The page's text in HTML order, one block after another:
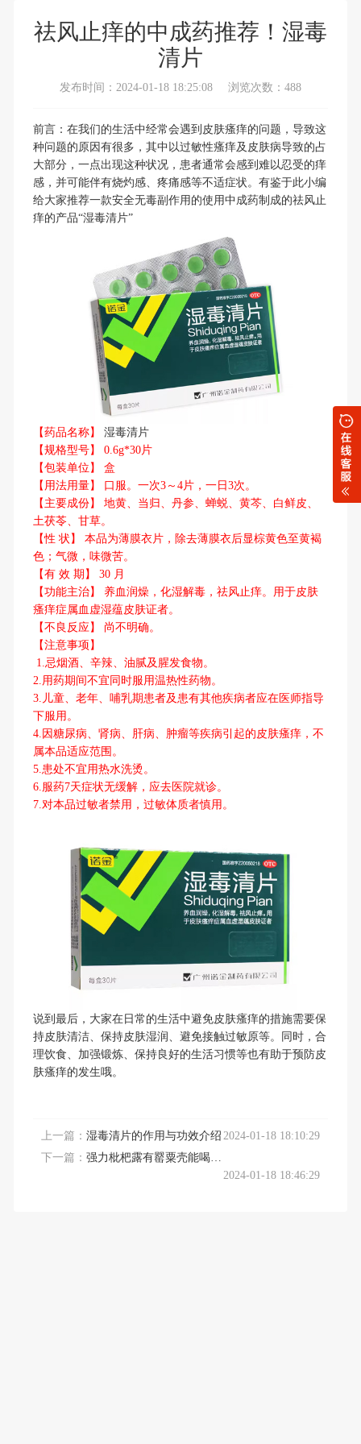
祛风止痒的中成药推荐！湿毒
清片
发布时间：2024-01-18 18:25:08 浏览次数：488
前言：在我们的生活中经常会遇到皮肤瘙痒的问题，导致这
种问题的原因有很多，其中以过敏性瘙痒及皮肤病导致的占
大部分，一点出现这种状况，患者通常会感到难以忍受的痒
感，并可能伴有烧灼感、疼痛感等不适症状。有鉴于此小编
给大家推荐一款安全无毒副作用的使用中成药制成的祛风止
痒的产品“湿毒清片”
【药品名称】 湿毒清片
【规格型号】 0.6g*30片
【包装单位】 盒
【用法用量】 口服。一次3～4片，一日3次。
【主要成份】 地黄、当归、丹参、蝉蜕、黄芩、白鲜皮、
土茯苓、甘草。
【性 状】 本品为薄膜衣片，除去薄膜衣后显棕黄色至黄褐
色；气微，味微苦。
【有 效 期】 30 月
【功能主治】 养血润燥，化湿解毒，祛风止痒。用于皮肤
瘙痒症属血虚湿蕴皮肤证者。
【不良反应】 尚不明确。
【注意事项】
1.忌烟酒、辛辣、油腻及腥发食物。
2.用药期间不宜同时服用温热性药物。
3.儿童、老年、哺乳期患者及患有其他疾病者应在医师指导
下服用。
4.因糖尿病、肾病、肝病、肿瘤等疾病引起的皮肤瘙痒，不
属本品适应范围。
5.患处不宜用热水洗烫。
6.服药7天症状无缓解，应去医院就诊。
7.对本品过敏者禁用，过敏体质者慎用。
说到最后，大家在日常的生活中避免皮肤瘙痒的措施需要保
持皮肤清洁、保持皮肤湿润、避免接触过敏原等。同时，合
理饮食、加强锻炼、保持良好的生活习惯等也有助于预防皮
肤瘙痒的发生哦。
上一篇： 湿毒清片的作用与功效介绍 2024-01-18 18:10:29
下一篇：
强力枇杷露有罂粟壳能喝吗？真相在这里！
2024-01-18 18:46:29